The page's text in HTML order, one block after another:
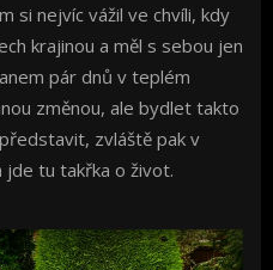
si nejvíc vážil ve chvíli, kdy
krajinou a měl s sebou jen
pár dnů v teplém
změnou, ale bydlet takto
zvláště pak v
jde tu takřka o život.